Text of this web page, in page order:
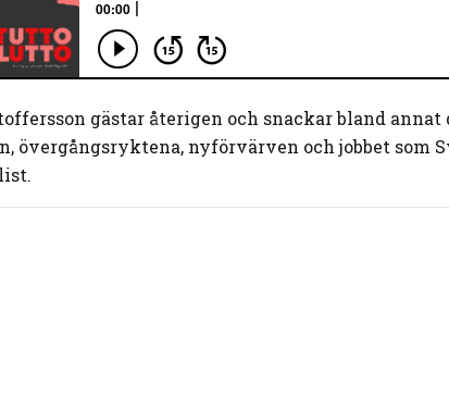
Never Forget
gästar återigen och snackar bland
övergångsryktena, nyförvärven och jobbet som